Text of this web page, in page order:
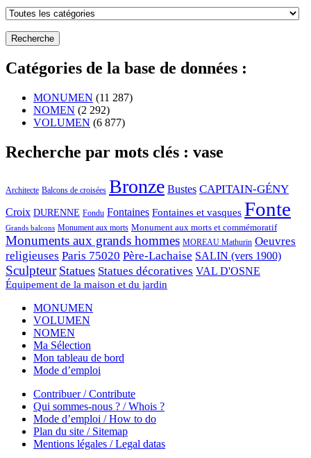
Catégories de la base de données :
MONUMEN (11 287)
NOMEN (2 292)
VOLUMEN (6 877)
Recherche par mots clés : vase
Architecte Balcons de croisées Bronze Bustes CAPITAIN-GÉNY
Croix DURENNE Fondu Fontaines Fontaines et vasques Fonte
Grands balcons Monument aux morts Monument aux morts et commémoratif
Monuments aux grands hommes MOREAU Mathurin Oeuvres
religieuses Paris 75020 Père-Lachaise SALIN (vers 1900)
Sculpteur Statues Statues décoratives VAL D'OSNE
Équipement de la maison et du jardin
MONUMEN
VOLUMEN
NOMEN
Ma Sélection
Mon tableau de bord
Mode d’emploi
Contribuer / Contribute
Qui sommes-nous ? / Whois ?
Mode d’emploi / How to do
Plan du site / Sitemap
Mentions légales / Legal datas